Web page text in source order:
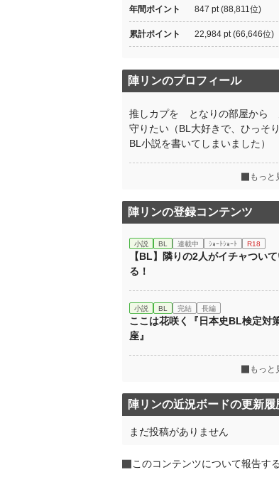
年間ポイント 847 pt (88,811位)
累計ポイント 22,984 pt (66,646位)
陣リンのプロフィール
推しカプを となりの部屋から
守りたい（BL大好きで、ひっそ
BL小説を書いてしまいました）
もっと
陣リンの登録コンテンツ
小説 BL 連載中 ｼｮｰﾄｼｮｰﾄ R18
【BL】隣りの2人がイチャつい
る！
小説 BL 完結 長編
ここは花咲く『日本史BL検定対
座』
もっと
陣リンの近況ボードの更新履
まだ投稿がありません
このコンテンツについて報告する